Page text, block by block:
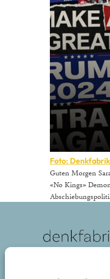
Foto: Denkfabrik
Guten Morgen
«No Kings»